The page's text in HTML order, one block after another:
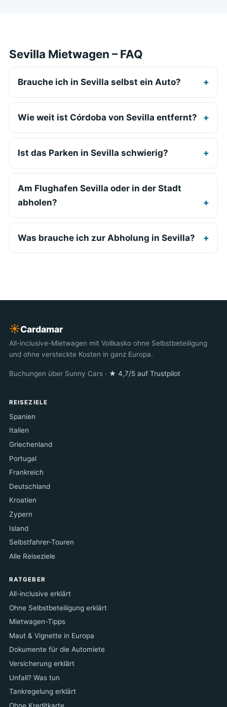
Sevilla Mietwagen – FAQ
Brauche ich in Sevilla selbst ein Auto?
Wie weit ist Córdoba von Sevilla entfernt?
Ist das Parken in Sevilla schwierig?
Am Flughafen Sevilla oder in der Stadt
abholen?
Was brauche ich zur Abholung in Sevilla?
☀︎Cardamar
All-inclusive-Mietwagen mit Vollkasko ohne Selbstbeteiligung
und ohne versteckte Kosten in ganz Europa.
Buchungen über Sunny Cars · ★ 4,7/5 auf Trustpilot
REISEZIELE
Spanien
Italien
Griechenland
Portugal
Frankreich
Deutschland
Kroatien
Zypern
Island
Selbstfahrer-Touren
Alle Reiseziele
RATGEBER
All-inclusive erklärt
Ohne Selbstbeteiligung erklärt
Mietwagen-Tipps
Maut & Vignette in Europa
Dokumente für die Automiete
Versicherung erklärt
Unfall? Was tun
Tankregelung erklärt
Ohne Kreditkarte